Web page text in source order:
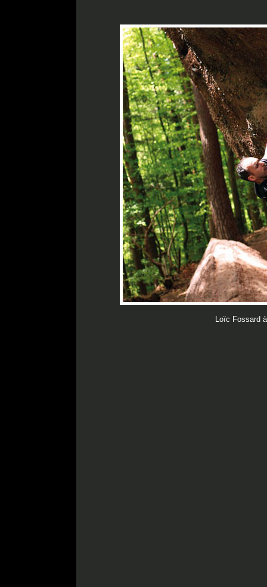
Loïc Fossard